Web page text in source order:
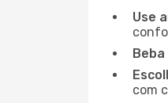
Use
com